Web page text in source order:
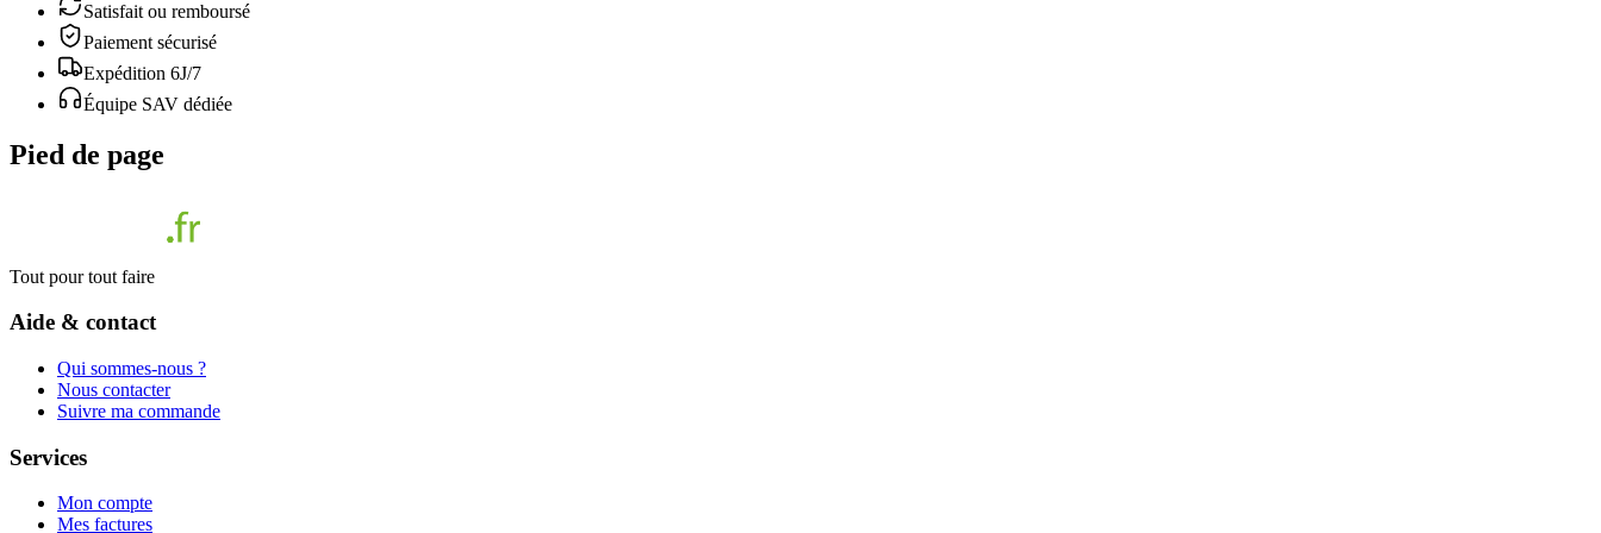
Satisfait ou remboursé
Paiement sécurisé
Expédition 6J/7
Équipe SAV dédiée
Pied de page
Tout pour tout faire
Aide & contact
Qui sommes-nous ?
Nous contacter
Suivre ma commande
Services
Mon compte
Mes factures